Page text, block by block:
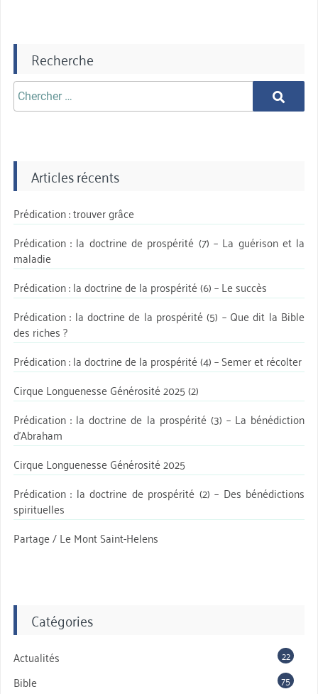
Recherche
Chercher
aprè:
Chercher
Articles récents
Prédication : trouver grâce
Prédication : la doctrine de prospérité (7) – La guérison et la
maladie
Prédication : la doctrine de la prospérité (6) – Le succès
Prédication : la doctrine de la prospérité (5) – Que dit la Bible
des riches ?
Prédication : la doctrine de la prospérité (4) – Semer et récolter
Cirque Longuenesse Générosité 2025 (2)
Prédication : la doctrine de la prospérité (3) – La bénédiction
d’Abraham
Cirque Longuenesse Générosité 2025
Prédication : la doctrine de prospérité (2) – Des bénédictions
spirituelles
Partage / Le Mont Saint-Helens
Catégories
Actualités 22
Bible 75